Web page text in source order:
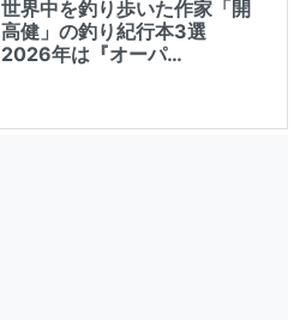
世界中を釣り歩いた作家「開
高健」の釣り紀行本3選
2026年は『オーパ…